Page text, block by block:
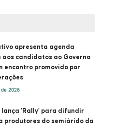
apresenta agenda
candidatos ao Governo
encontro promovido por
2026
lança ‘Rally’ para difundir
produtores do semiárido da